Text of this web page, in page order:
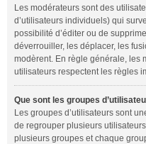
Les modérateurs sont des
d’utilisateurs individuels) qui
possibilité d’éditer ou de
déverrouiller, les déplacer, les
modèrent. En règle générale, les
utilisateurs respectent les règles
Que sont les groupes
Les groupes d’utilisateurs sont
de regrouper plusieurs
plusieurs groupes et chaque